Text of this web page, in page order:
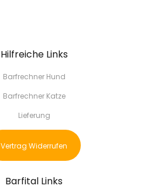
Hilfreiche Links
Barfrechner Hund
Barfrechner Katze
Lieferung
Vertrag Widerrufen
Barfital Links